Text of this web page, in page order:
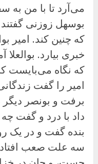
می‌آرد تا با من به
بوسهل زوزنی
که چنین کند. امیر
خبری بیارد. بوالعلا
که نگاه می‌بایست
امیر را گفت
برفت و بونصر دیگر
داد با درد و گفت
سه علت صعب افتاد